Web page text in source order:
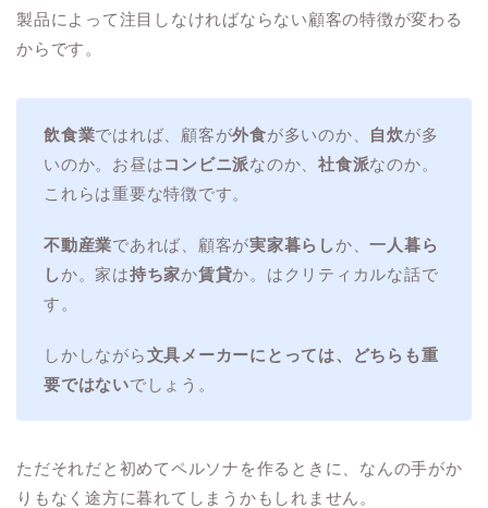
製品によって注目しなければならない顧客の特徴が変わる
からです。
飲食業ではれば、顧客が外食が多いのか、 自炊が多
いのか。お昼はコンビニ派なのか、社食派なのか。
これらは重要な特徴です。
不動産業であれば、顧客が実家暮らしか、一人暮ら
しか。家は持ち家か賃貸か。はクリティカルな話で
す。
しかしながら文具メーカーにとっては、どちらも重
要ではないでしょう。
ただそれだと初めてペルソナを作るときに、なんの手がか
りもなく途方に暮れてしまうかもしれません。